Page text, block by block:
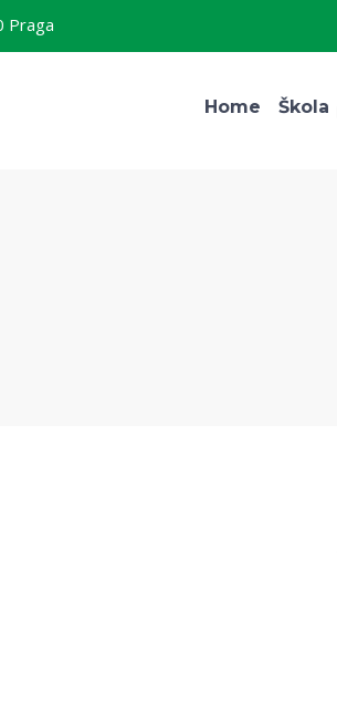
Praga
Home Škola